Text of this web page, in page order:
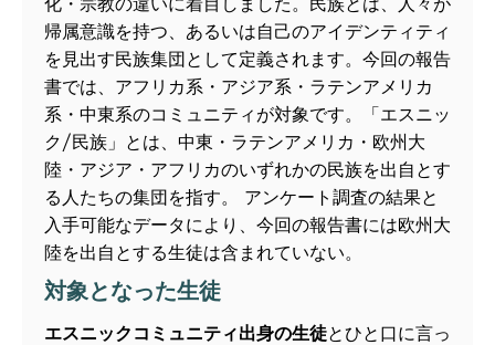
化・宗教の違いに着目しました。民族とは、人々が
帰属意識を持つ、あるいは自己のアイデンティティ
を見出す民族集団として定義されます。今回の報告
書では、アフリカ系・アジア系・ラテンアメリカ
系・中東系のコミュニティが対象です。「エスニッ
ク/民族」とは、中東・ラテンアメリカ・欧州大
陸・アジア・アフリカのいずれかの民族を出自とす
る人たちの集団を指す。 アンケート調査の結果と
入手可能なデータにより、今回の報告書には欧州大
陸を出自とする生徒は含まれていない。
対象となった生徒
エスニックコミュニティ出身の生徒とひと口に言っ